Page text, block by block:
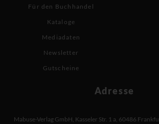
Für den Buchhandel
Kataloge
Mediadaten
Newsletter
Gutscheine
Adresse
Mabuse-Verlag GmbH, Kasseler Str. 1 a, 60486